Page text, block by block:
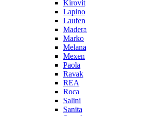
Kirovit
Lapino
Laufen
Madera
Marko
Melana
Mexen
Paola
Ravak
REA
Roca
Salini
Sanita